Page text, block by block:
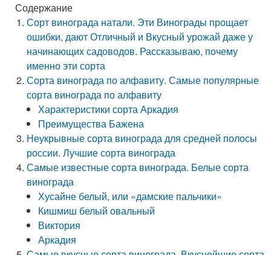
Содержание
Сорт винограда натали. Эти Винограды прощает
ошибки, дают Отличный и Вкусный урожай даже у
начинающих садоводов. Рассказываю, почему
именно эти сорта
Сорта винограда по алфавиту. Самые популярные
сорта винограда по алфавиту
Характеристики сорта Аркадия
Преимущества Бажена
Неукрывные сорта винограда для средней полосы
россии. Лучшие сорта винограда
Самые известные сорта винограда. Белые сорта
винограда
Хусайне белый, или «дамские пальчики»
Кишмиш белый овальный
Виктория
Аркадия